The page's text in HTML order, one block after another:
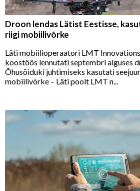
Droon lendas Lätist Eestisse,
riigi mobiilivõrke
Läti mobiilioperaatori LMT
koostöös lennutati septembri alguses
Õhusõiduki juhtimiseks kasutati
mobiilivõrke – Läti poolt LMT n...